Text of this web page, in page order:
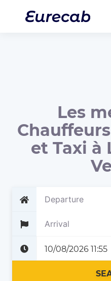
Les
et Taxi à